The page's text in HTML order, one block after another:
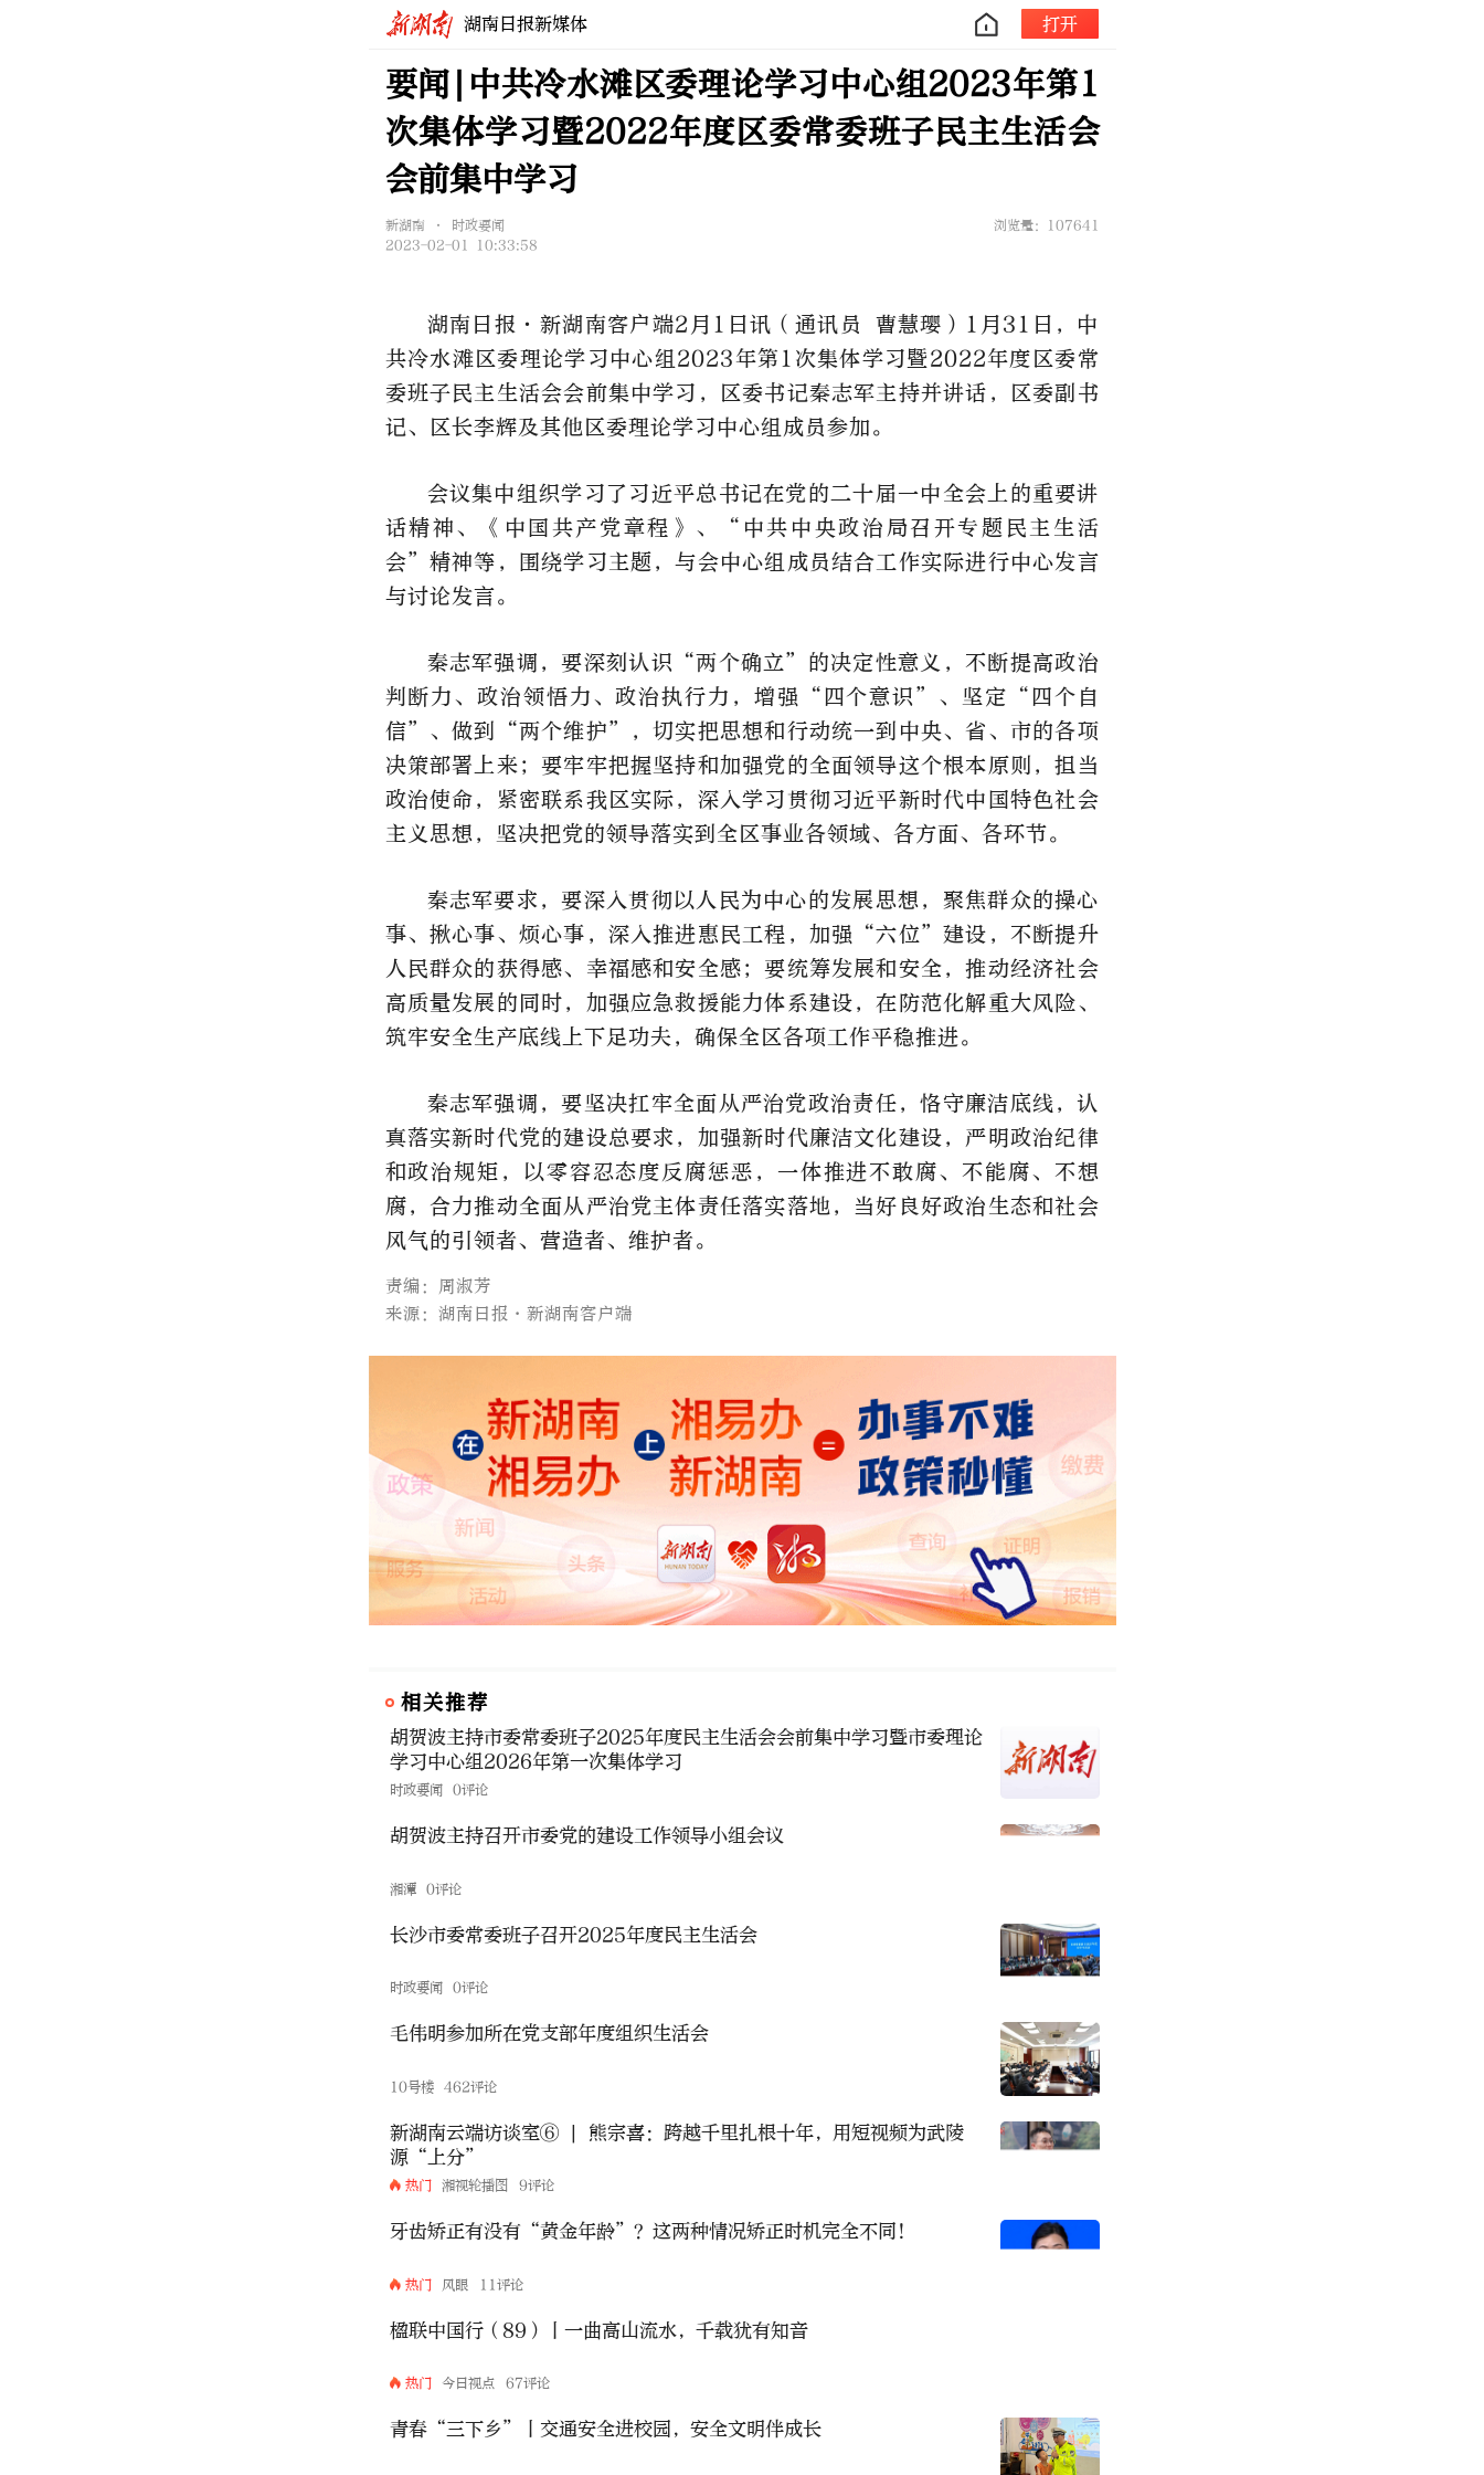
湖南日报新媒体 打开
要闻|中共冷水滩区委理论学习中心组2023年第1
次集体学习暨2022年度区委常委班子民主生活会
会前集中学习
新湖南 • 时政要闻
浏览量：107641
2023-02-01 10:33:58
湖南日报·新湖南客户端2月1日讯（通讯员 曹慧璎）1月31日，中
共冷水滩区委理论学习中心组2023年第1次集体学习暨2022年度区委常
委班子民主生活会会前集中学习，区委书记秦志军主持并讲话，区委副书
记、区长李辉及其他区委理论学习中心组成员参加。
会议集中组织学习了习近平总书记在党的二十届一中全会上的重要讲
话精神、《中国共产党章程》、“中共中央政治局召开专题民主生活
会”精神等，围绕学习主题，与会中心组成员结合工作实际进行中心发言
与讨论发言。
秦志军强调，要深刻认识“两个确立”的决定性意义，不断提高政治
判断力、政治领悟力、政治执行力，增强“四个意识”、坚定“四个自
信”、做到“两个维护”，切实把思想和行动统一到中央、省、市的各项
决策部署上来；要牢牢把握坚持和加强党的全面领导这个根本原则，担当
政治使命，紧密联系我区实际，深入学习贯彻习近平新时代中国特色社会
主义思想，坚决把党的领导落实到全区事业各领域、各方面、各环节。
秦志军要求，要深入贯彻以人民为中心的发展思想，聚焦群众的操心
事、揪心事、烦心事，深入推进惠民工程，加强“六位”建设，不断提升
人民群众的获得感、幸福感和安全感；要统筹发展和安全，推动经济社会
高质量发展的同时，加强应急救援能力体系建设，在防范化解重大风险、
筑牢安全生产底线上下足功夫，确保全区各项工作平稳推进。
秦志军强调，要坚决扛牢全面从严治党政治责任，恪守廉洁底线，认
真落实新时代党的建设总要求，加强新时代廉洁文化建设，严明政治纪律
和政治规矩，以零容忍态度反腐惩恶，一体推进不敢腐、不能腐、不想
腐，合力推动全面从严治党主体责任落实落地，当好良好政治生态和社会
风气的引领者、营造者、维护者。
责编：周淑芳
来源：湖南日报·新湖南客户端
相关推荐
胡贺波主持市委常委班子2025年度民主生活会会前集中学习暨市委理论
学习中心组2026年第一次集体学习
时政要闻 0评论
胡贺波主持召开市委党的建设工作领导小组会议
湘潭 0评论
长沙市委常委班子召开2025年度民主生活会
时政要闻 0评论
毛伟明参加所在党支部年度组织生活会
10号楼 462评论
新湖南云端访谈室⑥ | 熊宗喜：跨越千里扎根十年，用短视频为武陵
源“上分”
热门 湘视轮播图 9评论
牙齿矫正有没有“黄金年龄”？这两种情况矫正时机完全不同！
热门 风眼 11评论
楹联中国行（89）丨一曲高山流水，千载犹有知音
热门 今日视点 67评论
青春“三下乡”丨交通安全进校园，安全文明伴成长